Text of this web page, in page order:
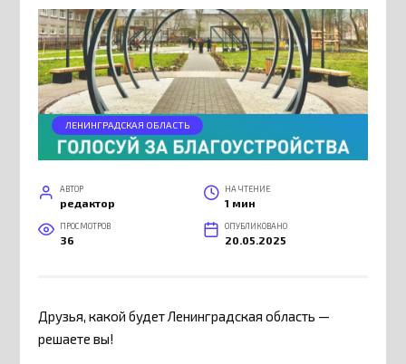
ЛЕНИНГРАДСКАЯ ОБЛАСТЬ
АВТОР
редактор
НА ЧТЕНИЕ
1 мин
ПРОСМОТРОВ
36
ОПУБЛИКОВАНО
20.05.2025
Друзья, какой будет Ленинградская область —
решаете вы!